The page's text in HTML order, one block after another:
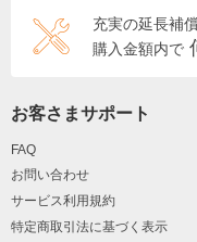
充実の延長補
購入金額内で
お客さまサポート
FAQ
お問い合わせ
サービス利用規約
特定商取引法に基づく表示